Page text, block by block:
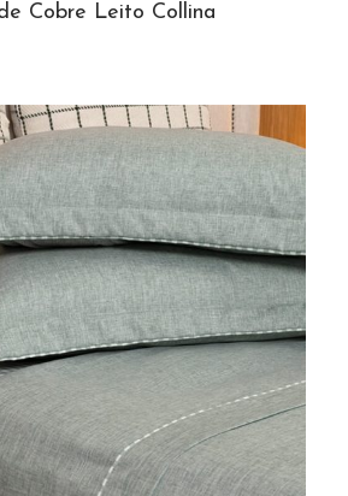
Cobre Leito Collina